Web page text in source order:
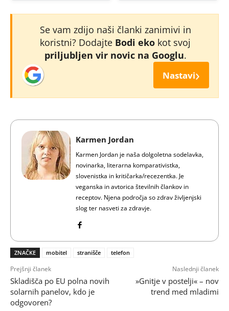
Se vam zdijo naši članki zanimivi in
koristni? Dodajte Bodi eko kot svoj
priljubljen vir novic na Googlu.
Nastavi›
Karmen Jordan
Karmen Jordan je naša dolgoletna sodelavka,
novinarka, literarna komparativistka,
slovenistka in kritičarka/recezentka. Je
veganska in avtorica številnih člankov in
receptov. Njena področja so zdrav življenjski
slog ter nasveti za zdravje.
ZNAČKE mobitel stranišče telefon
Prejšnji članek
Skladišča po EU polna novih
solarnih panelov, kdo je
odgovoren?
Naslednji članek
»Gnitje v postelji« – nov
trend med mladimi